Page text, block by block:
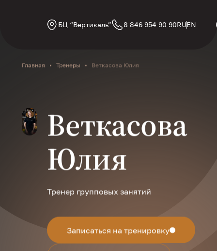
БЦ “Вертикаль” 8 846 954 90 90RUEN
Главная • Тренеры • Веткасова Юлия
Веткасова
Юлия
Тренер групповых занятий
Записаться на тренировку